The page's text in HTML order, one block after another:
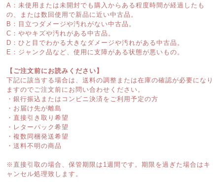
A：未使用または未開封でも購入からある程度時間が経過したも
の、または数回使用で新品に近い中古品。
B：目立つダメージや汚れがない中古品。
C：ややキズや汚れがある中古品。
D：ひと目でわかる大きなダメージや汚れがある中古品。
E：ジャンク品など、使用に支障がある状態が悪いもの。
【ご注文前にお読みください】
下記に該当する場合は、送料の調整または在庫の確認が必要になり
ますのでご注文前にお問い合わせください。
・銀行振込またはコンビニ決済をご利用予定の方
・お届け先が離島
・直接引き取り希望
・レターパック希望
・複数同梱発送希望
・送料不明の商品
※直接引取の場合、保管期限は1週間です。期限を過ぎた場合はキ
ャンセル処理致します。